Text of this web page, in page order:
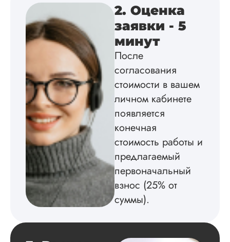
дальше заказывать
работы здесь.
Вид работы:
Диссертацию
на совесть: тут и
структура, и
оформление.
самостоятельно
исследования,
грамотно
2. Оценка
заявки - 5
минут
После
согласования
стоимости в вашем
личном кабинете
появляется
конечная
стоимость работы и
предлагаемый
первоначальный
взнос (25% от
суммы).